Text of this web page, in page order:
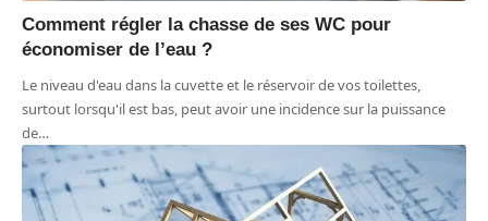
Comment régler la chasse de ses WC pour
économiser de l’eau ?
Le niveau d'eau dans la cuvette et le réservoir de vos toilettes,
surtout lorsqu'il est bas, peut avoir une incidence sur la puissance
de…